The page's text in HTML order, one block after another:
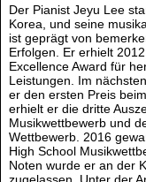
Der Pianist Jeyu Lee
Korea, und seine
ist geprägt von
Erfolgen. Er erhielt
Excellence Award für
Leistungen. Im
er den ersten Preis
erhielt er die dritte
Musikwettbewerb und
Wettbewerb. 2016
High School
Noten wurde er an der